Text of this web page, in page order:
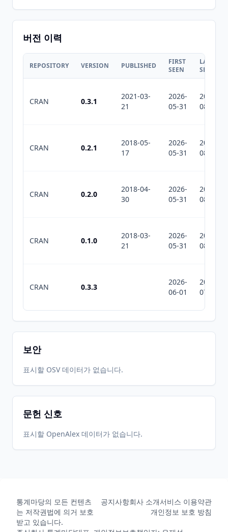
버전 이력
REPOSITORY VERSION PUBLISHED
FIRST
SEEN
LAST
SEEN
CRAN 0.3.1
2021-03-
21
2026-
05-31
2026-
08-01
CRAN 0.2.1
2018-05-
17
2026-
05-31
2026-
08-01
CRAN 0.2.0
2018-04-
30
2026-
05-31
2026-
08-01
CRAN 0.1.0
2018-03-
21
2026-
05-31
2026-
08-01
CRAN 0.3.3
2026-
06-01
2026-
07-10
보안
표시할 OSV 데이터가 없습니다.
문헌 신호
표시할 OpenAlex 데이터가 없습니다.
통계마당의 모든 컨텐츠
는 저작권법에 의거 보호
받고 있습니다.
공지사항회사 소개서비스 이용약관
개인정보 보호 방침